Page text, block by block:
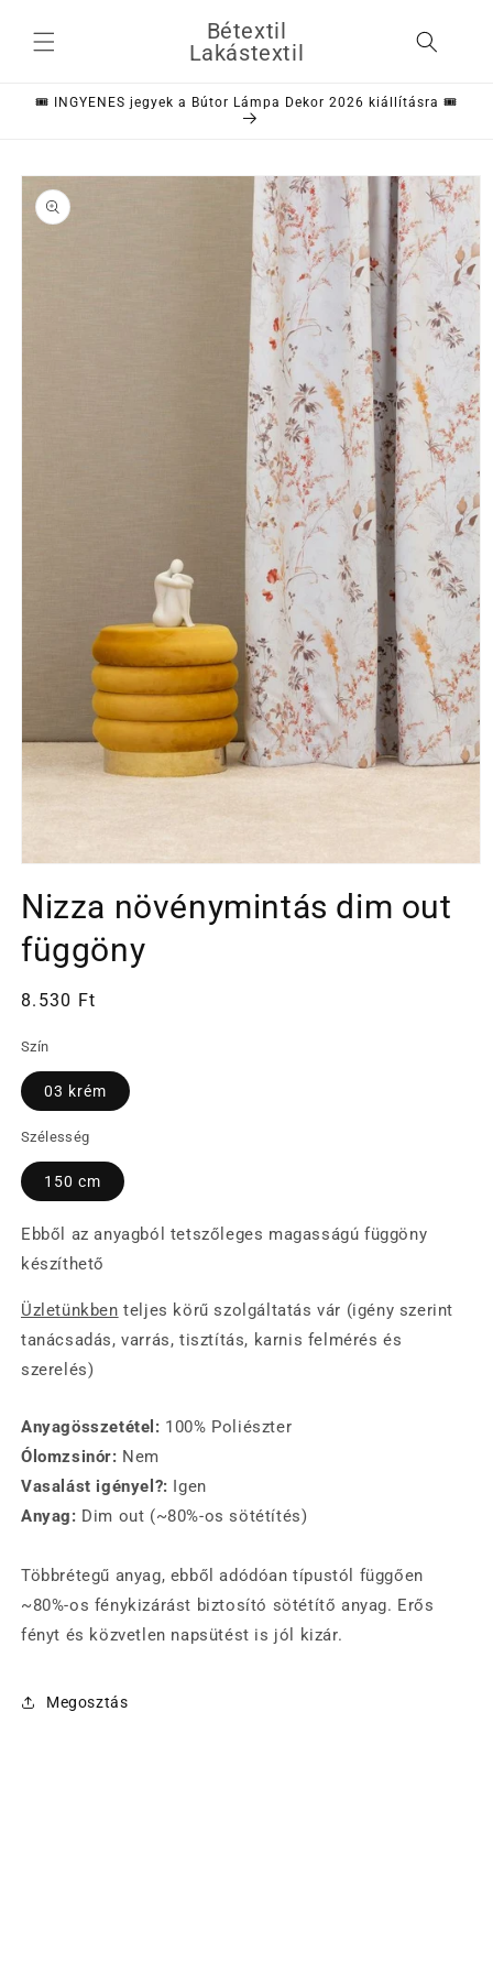
tartalomhoz
Bétextil
Lakástextil
🎟️ INGYENES jegyek a Bútor Lámpa Dekor 2026 kiállításra 🎟️
Kihagyás, és
ugrás a
termékadatokra
megnyitása
a
modális
párbeszédpanelen
Nizza növénymintás dim out
függöny
Normál
8.530 Ft
Szín
03 krém
Szélesség
150 cm
Ebből az anyagból tetszőleges magasságú függöny
készíthető
Üzletünkben teljes körű szolgáltatás vár (igény szerint
tanácsadás, varrás, tisztítás, karnis felmérés és
szerelés)
Anyagösszetétel: 100% Poliészter
Ólomzsinór: Nem
Vasalást igényel?: Igen
Anyag: Dim out (~80%-os sötétítés)
Többrétegű anyag, ebből adódóan típustól függően
~80%-os fénykizárást biztosító sötétítő anyag. Erős
fényt és közvetlen napsütést is jól kizár.
Megosztás